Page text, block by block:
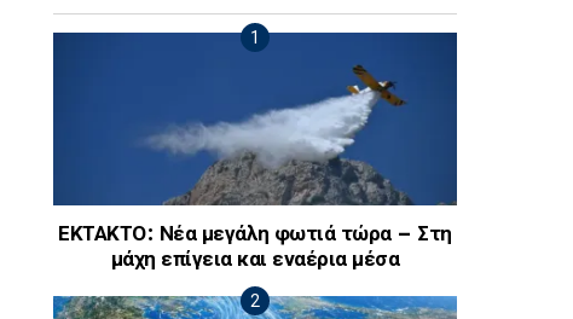
ΕΚΤΑΚΤΟ: Νέα μεγάλη φωτιά τώρα – Στη
μάχη επίγεια και εναέρια μέσα